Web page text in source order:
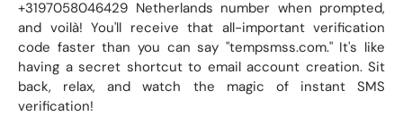
+3197058046429 Netherlands number when prompted,
and voilà! You'll receive that all-important verification
code faster than you can say "tempsmss.com." It's like
having a secret shortcut to email account creation. Sit
back, relax, and watch the magic of instant SMS
verification!